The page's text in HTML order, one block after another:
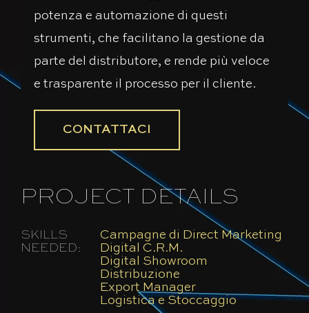
potenza e automazione di questi
strumenti, che facilitano la gestione da
parte del distributore, e rende più veloce
e trasparente il processo per il cliente.
CONTATTACI
PROJECT DETAILS
SKILLS
NEEDED:
Campagne di Direct Marketing
Digital C.R.M.
Digital Showroom
Distribuzione
Export Manager
Logistica e Stoccaggio